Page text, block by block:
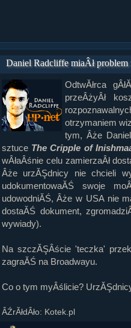
Daniel Radcliffe miaÂł
OdtwĂłrca
przeÂżyÂł
otrzymaniem
tym, Âże
sztuce The Cripple of
wÂłaÂśnie celu zamierzaÂł
Âże urzĂŞdnicy nie chcieli
udokumentowaĂŚ swoje
udowodniĂŚ, Âże w USA nie
dostaĂŚ dokument,
wywiady).
Na szczĂŞÂście 'teczka'
zagraĂŚ na Broadwayu.
Co o tym myÂślicie?
ÂŹrĂłdÂło: Kotek.pl